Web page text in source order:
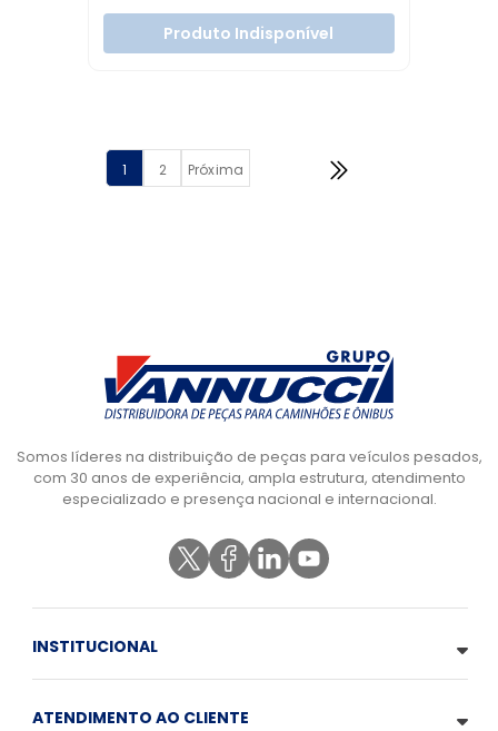
Produto Indisponível
1 2 Próxima
Somos líderes na distribuição de peças para veículos pesados,
com 30 anos de experiência, ampla estrutura, atendimento
especializado e presença nacional e internacional.
INSTITUCIONAL
ATENDIMENTO AO CLIENTE